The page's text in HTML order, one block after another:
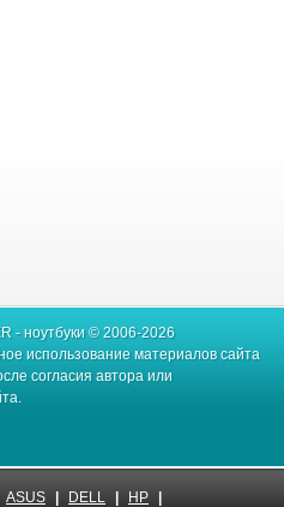
- ноутбуки © 2006-2026
использование материалов сайта
согласия автора или
ASUS DELL HP